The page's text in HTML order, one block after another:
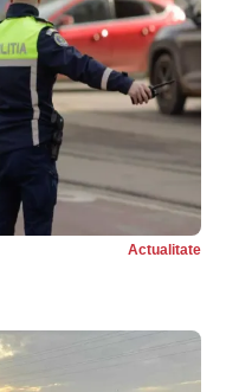
Actualitate